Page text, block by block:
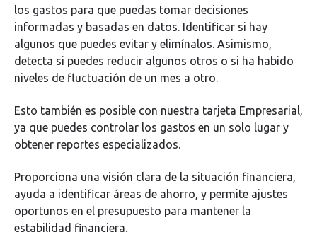
los gastos para que puedas tomar decisiones
informadas y basadas en datos. Identificar si hay
algunos que puedes evitar y elimínalos. Asimismo,
detecta si puedes reducir algunos otros o si ha habido
niveles de fluctuación de un mes a otro.
Esto también es posible con nuestra tarjeta Empresarial,
ya que puedes controlar los gastos en un solo lugar y
obtener reportes especializados.
Proporciona una visión clara de la situación financiera,
ayuda a identificar áreas de ahorro, y permite ajustes
oportunos en el presupuesto para mantener la
estabilidad financiera.